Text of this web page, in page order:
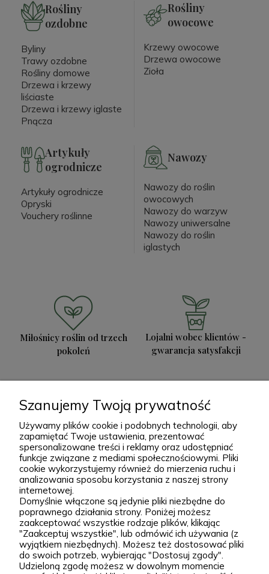
Rośliny
ozdobne
Byliny
Trawy ozdobne
Rośliny domowe
Drzewa i krzewy
liściaste
Drzewa i krzewy iglaste
Pnącza
Rośliny
owocowe
Krzewy owocowe
Drzewa owocowe
Zioła
Artykuły
ogrodnicze
Artykuły ogrodnicze
Opryski
Vouchery roślinne
Nawozy
Nawozy do roślin
owocowych
Nawozy do warzyw
Nawozy uniwersalne
Nawozy do roślin
iglastych
Miłośnicy roślin od trzech
pokoleń
Lojalni wobec klientów -
gwarancja satysfakcji
Bezpłatnie doradzamy i
wspieramy
Większe sadzonki i bryła
korzeniowa
Zielona Para - Internetowe centrum
ogrodnicze
Szanujemy Twoją prywatność
Używamy plików cookie i podobnych technologii, aby
zapamiętać Twoje ustawienia, prezentować
spersonalizowane treści i reklamy oraz udostępniać
funkcje związane z mediami społecznościowymi. Pliki
cookie wykorzystujemy również do mierzenia ruchu i
analizowania sposobu korzystania z naszej strony
internetowej.
Domyślnie włączone są jedynie pliki niezbędne do
poprawnego działania strony. Poniżej możesz
zaakceptować wszystkie rodzaje plików, klikając
"Zaakceptuj wszystkie", lub odmówić ich używania (z
wyjątkiem niezbędnych). Możesz też dostosować pliki
do swoich potrzeb, wybierając "Dostosuj zgody".
Udzieloną zgodę możesz w dowolnym momencie